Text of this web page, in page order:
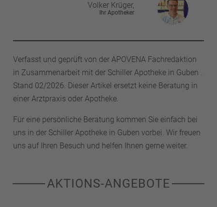
Volker Krüger,
Ihr Apotheker
Verfasst und geprüft von der APOVENA Fachredaktion
in Zusammenarbeit mit der Schiller Apotheke in Guben .
Stand 02/2026. Dieser Artikel ersetzt keine Beratung in
einer Arztpraxis oder Apotheke.
Für eine persönliche Beratung kommen Sie einfach bei
uns in der Schiller Apotheke in Guben vorbei. Wir freuen
uns auf Ihren Besuch und helfen Ihnen gerne weiter.
AKTIONS-ANGEBOTE